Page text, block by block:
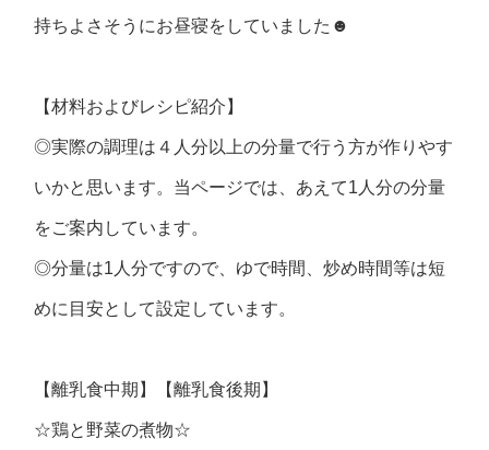
持ちよさそうにお昼寝をしていました☻
【材料およびレシピ紹介】
◎実際の調理は４人分以上の分量で行う方が作りやす
いかと思います。当ページでは、あえて1人分の分量
をご案内しています。
◎分量は1人分ですので、ゆで時間、炒め時間等は短
めに目安として設定しています。
【離乳食中期】【離乳食後期】
☆鶏と野菜の煮物☆